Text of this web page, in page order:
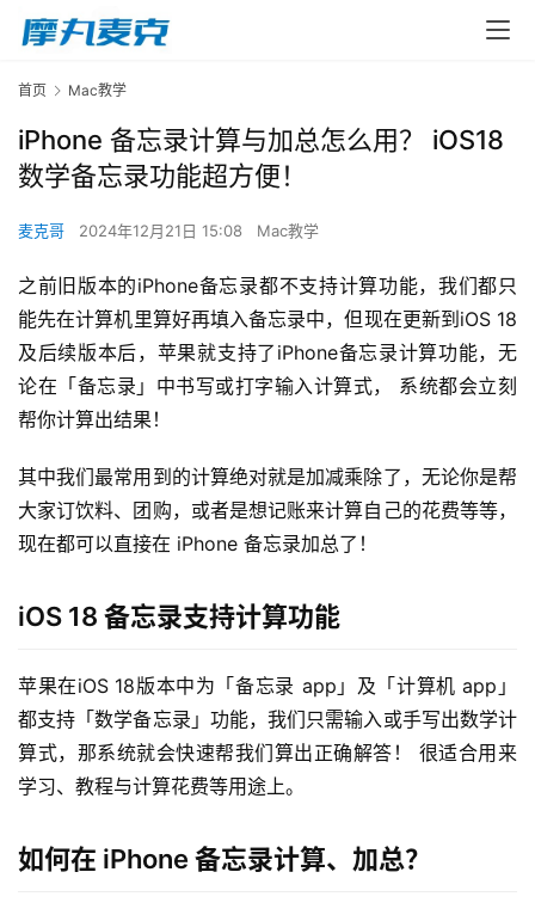
首页 Mac教学
iPhone 备忘录计算与加总怎么用？ iOS18
数学备忘录功能超方便！
麦克哥 2024年12月21日 15:08 Mac教学
之前旧版本的iPhone备忘录都不支持计算功能，我们都只
能先在计算机里算好再填入备忘录中，但现在更新到iOS 18
及后续版本后，苹果就支持了iPhone备忘录计算功能，无
论在「备忘录」中书写或打字输入计算式， 系统都会立刻
帮你计算出结果！
其中我们最常用到的计算绝对就是加减乘除了，无论你是帮
大家订饮料、团购，或者是想记账来计算自己的花费等等，
现在都可以直接在 iPhone 备忘录加总了！
iOS 18 备忘录支持计算功能
苹果在iOS 18版本中为「备忘录 app」及「计算机 app」
都支持「数学备忘录」功能，我们只需输入或手写出数学计
算式，那系统就会快速帮我们算出正确解答！ 很适合用来
学习、教程与计算花费等用途上。
如何在 iPhone 备忘录计算、加总？